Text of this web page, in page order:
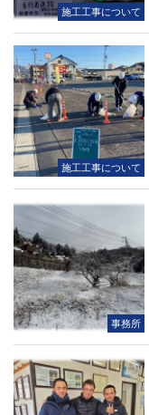
施工工事について
施工工事について
事務所